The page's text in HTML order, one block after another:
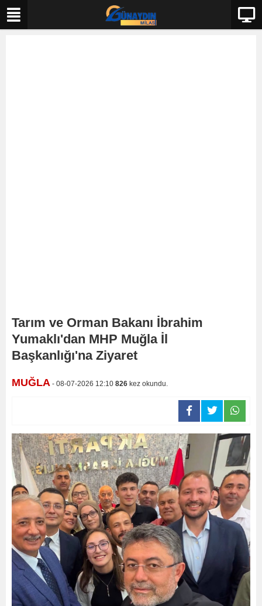
Tarım ve Orman Bakanı İbrahim
Yumaklı'dan MHP Muğla İl
Başkanlığı'na Ziyaret
MUĞLA - 08-07-2026 12:10 826 kez okundu.